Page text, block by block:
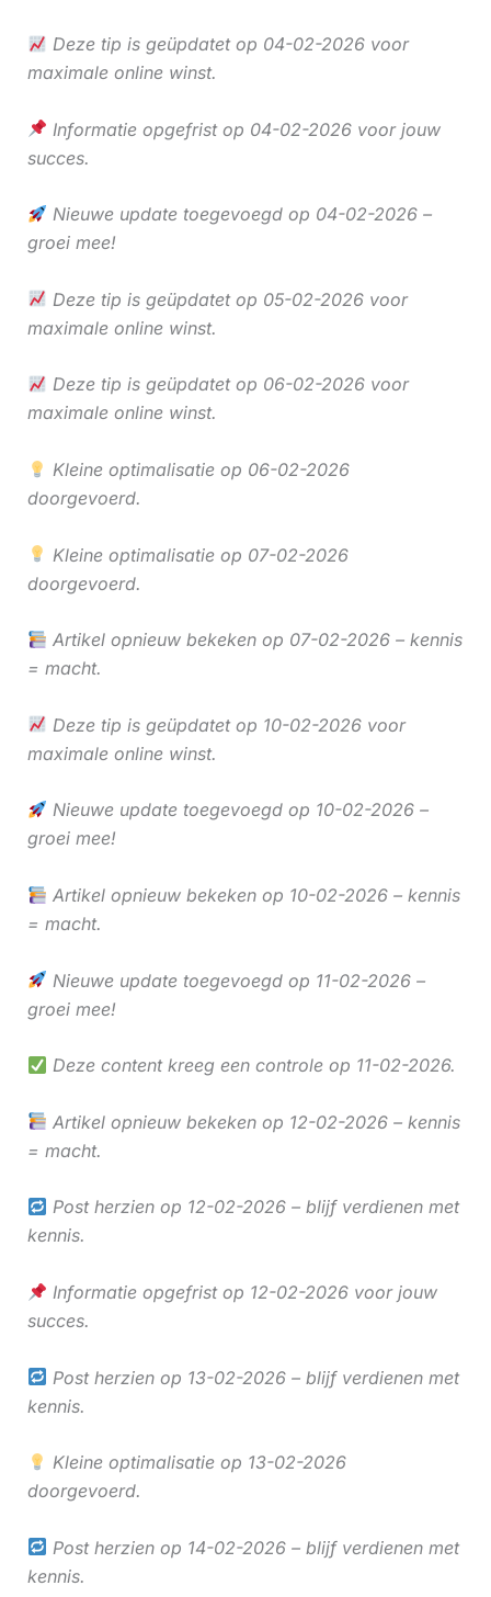
Deze tip is geüpdatet op 04-02-2026 voor
maximale online winst.
Informatie opgefrist op 04-02-2026 voor jouw
succes.
Nieuwe update toegevoegd op 04-02-2026 –
groei mee!
Deze tip is geüpdatet op 05-02-2026 voor
maximale online winst.
Deze tip is geüpdatet op 06-02-2026 voor
maximale online winst.
Kleine optimalisatie op 06-02-2026
doorgevoerd.
Kleine optimalisatie op 07-02-2026
doorgevoerd.
Artikel opnieuw bekeken op 07-02-2026 – kennis
= macht.
Deze tip is geüpdatet op 10-02-2026 voor
maximale online winst.
Nieuwe update toegevoegd op 10-02-2026 –
groei mee!
Artikel opnieuw bekeken op 10-02-2026 – kennis
= macht.
Nieuwe update toegevoegd op 11-02-2026 –
groei mee!
Deze content kreeg een controle op 11-02-2026.
Artikel opnieuw bekeken op 12-02-2026 – kennis
= macht.
Post herzien op 12-02-2026 – blijf verdienen met
kennis.
Informatie opgefrist op 12-02-2026 voor jouw
succes.
Post herzien op 13-02-2026 – blijf verdienen met
kennis.
Kleine optimalisatie op 13-02-2026
doorgevoerd.
Post herzien op 14-02-2026 – blijf verdienen met
kennis.